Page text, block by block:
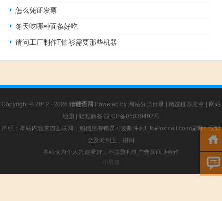
怎么凭证发票
冬天吃哪种面条好吃
请问工厂制作T恤衫需要那些机器
Copyright © 2012 - 2026 猜谜语网 Powered by 网站分类目录 | 精选推荐文章 | 网站
地图 | 疑难解答 陕ICP备05039492号
声明：本站内容来自互联网，如信息有错误可发邮件到f_fb#foxmail.com说明，我们
会及时纠正，谢谢
本站仅为个人兴趣爱好，不接盈利性广告及商业合作
小男孩